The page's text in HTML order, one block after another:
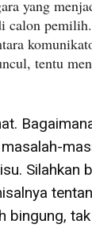
yang
calon
tentu
Silahkan
bingung,